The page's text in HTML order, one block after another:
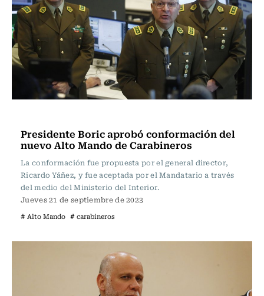
Presidente Boric aprobó conformación del
nuevo Alto Mando de Carabineros
La conformación fue propuesta por el general director,
Ricardo Yáñez, y fue aceptada por el Mandatario a través
del medio del Ministerio del Interior.
Jueves 21 de septiembre de 2023
# Alto Mando # carabineros